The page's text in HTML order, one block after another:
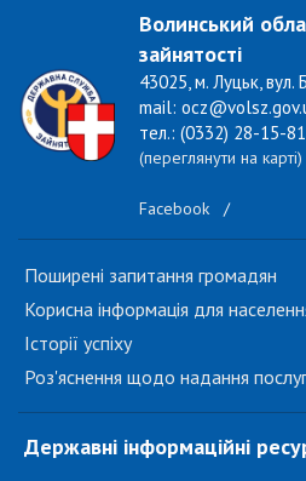
Волинський
зайнятості
43025, м. Луцьк, вул.
mail:
тел.: (0332) 28-15-81
(переглянути на карті)
Facebook /
Поширені запитання громадян
Корисна інформація для
Історії успіху
Роз'яснення щодо надання
Державні інформаційні